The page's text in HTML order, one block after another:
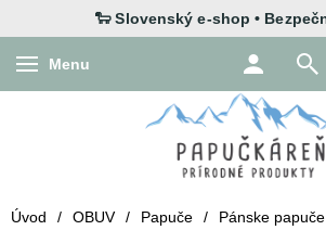
Menu
Úvod / OBUV / Papuče / Pánske papuče